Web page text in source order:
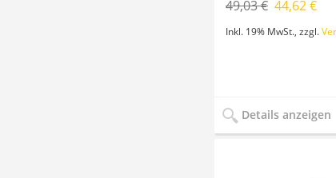
49,03 € 44,62 €
Inkl. 19% MwSt. zzgl.
Details anzeigen